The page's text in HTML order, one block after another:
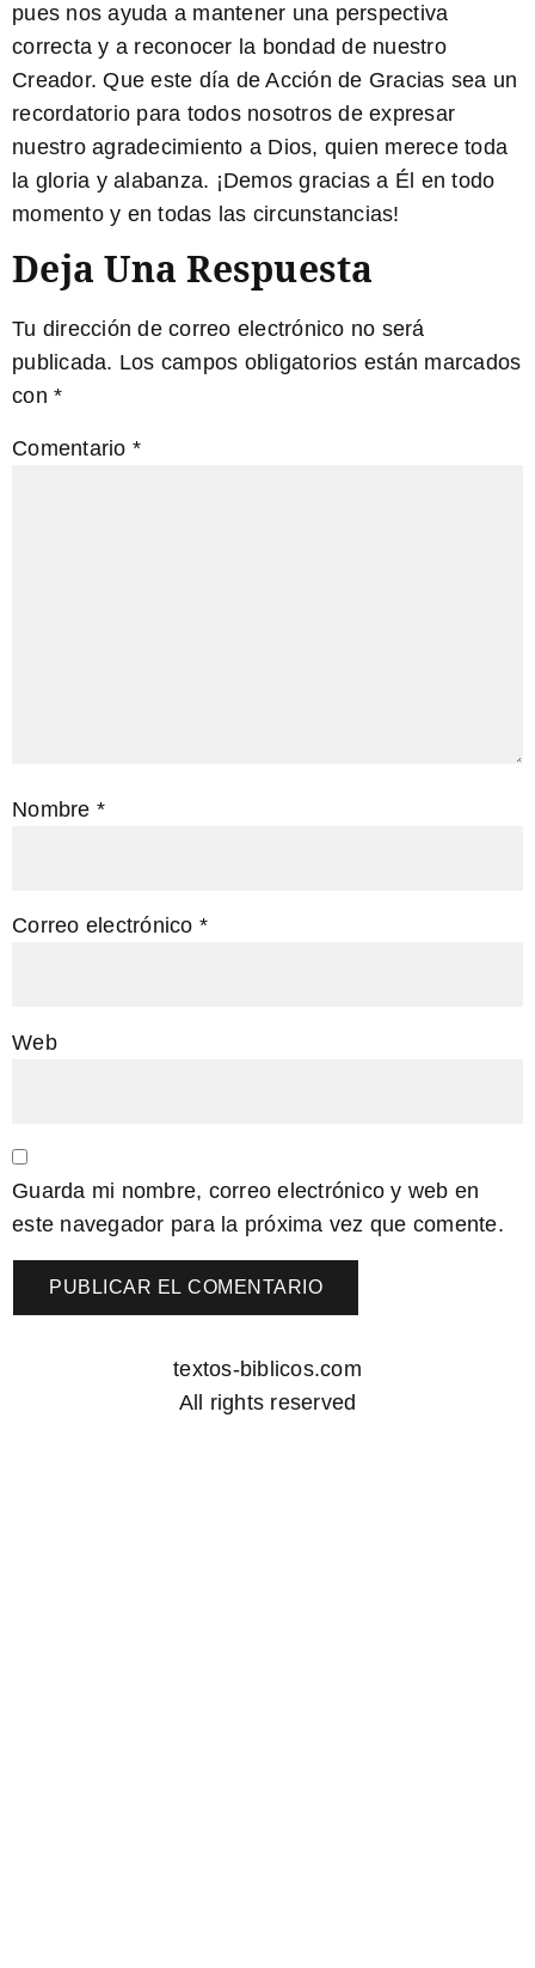
pues nos ayuda a mantener una perspectiva
correcta y a reconocer la bondad de nuestro
Creador. Que este día de Acción de Gracias sea un
recordatorio para todos nosotros de expresar
nuestro agradecimiento a Dios, quien merece toda
la gloria y alabanza. ¡Demos gracias a Él en todo
momento y en todas las circunstancias!
Deja Una Respuesta
Tu dirección de correo electrónico no será
publicada. Los campos obligatorios están marcados
con *
Comentario *
Nombre *
Correo electrónico *
Web
Guarda mi nombre, correo electrónico y web en
este navegador para la próxima vez que comente.
textos-biblicos.com
All rights reserved